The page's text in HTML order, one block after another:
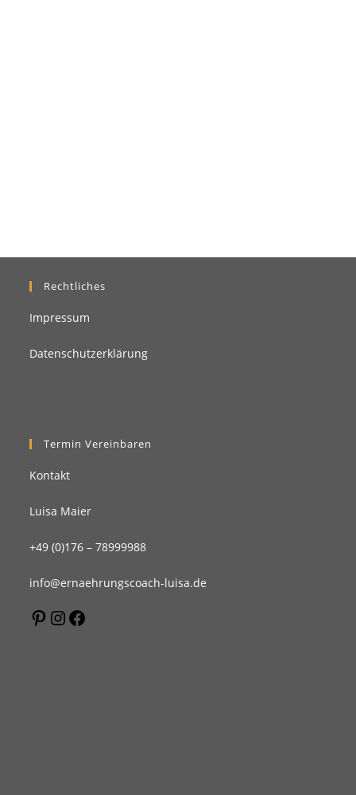
Rechtliches
Impressum
Datenschutzerklärung
Termin Vereinbaren
Kontakt
Luisa Maier
+49 (0)176 – 78999988
info@ernaehrungscoach-luisa.de